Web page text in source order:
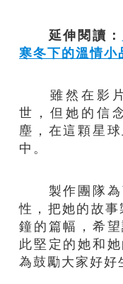
延伸閱讀：
寒冬下的溫情小
雖然在影片
世，但她的信
塵，在這顆星
中。
製作團隊為
性，把她的故
鐘的篇幅，希
此堅定的她和
為鼓勵大家好好